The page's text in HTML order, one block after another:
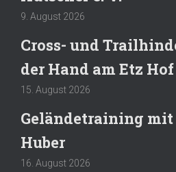
9. August 2026
Cross- und
der Hand am Etz Hof
15. August 2026
Geländetraining
Huber
16. August 2026